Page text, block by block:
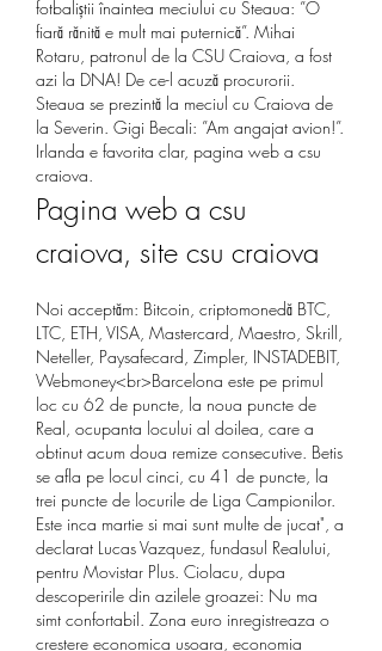
fotbaliștii înaintea meciului cu Steaua: ”O
fiară rănită e mult mai puternică”. Mihai
Rotaru, patronul de la CSU Craiova, a fost
azi la DNA! De ce-l acuză procurorii.
Steaua se prezintă la meciul cu Craiova de
la Severin. Gigi Becali: ”Am angajat avion!”.
Irlanda e favorita clar, pagina web a csu
craiova.
Pagina web a csu
craiova, site csu craiova
Noi acceptăm: Bitcoin, criptomonedă BTC,
LTC, ETH, VISA, Mastercard, Maestro, Skrill,
Neteller, Paysafecard, Zimpler, INSTADEBIT,
Webmoney<br>Barcelona este pe primul
loc cu 62 de puncte, la noua puncte de
Real, ocupanta locului al doilea, care a
obtinut acum doua remize consecutive. Betis
se afla pe locul cinci, cu 41 de puncte, la
trei puncte de locurile de Liga Campionilor.
Este inca martie si mai sunt multe de jucat", a
declarat Lucas Vazquez, fundasul Realului,
pentru Movistar Plus. Ciolacu, dupa
descoperirile din azilele groazei: Nu ma
simt confortabil. Zona euro inregistreaza o
crestere economica usoara, economia